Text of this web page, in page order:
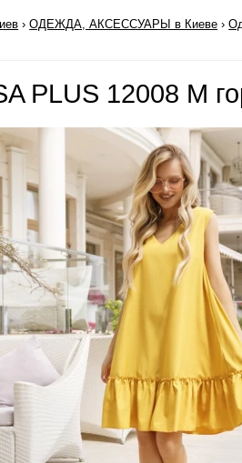
›ОДЕЖДА, АКСЕССУАРЫ в Киеве ›
PLUS 12008 M